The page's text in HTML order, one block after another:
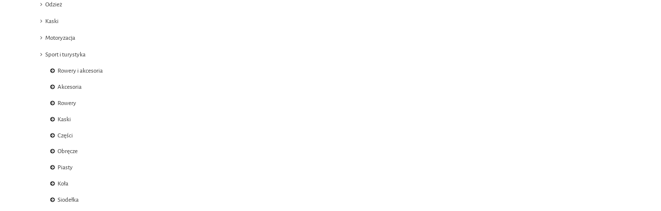
Odzież
Kaski
Motoryzacja
Sport i turystyka
Rowery i akcesoria
Akcesoria
Rowery
Kaski
Części
Obręcze
Piasty
Koła
Siodełka